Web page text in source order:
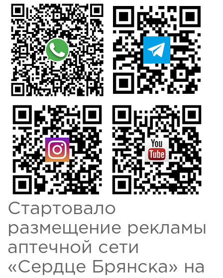
Стартовало
размещение рекламы
аптечной сети
«Сердце Брянска» на